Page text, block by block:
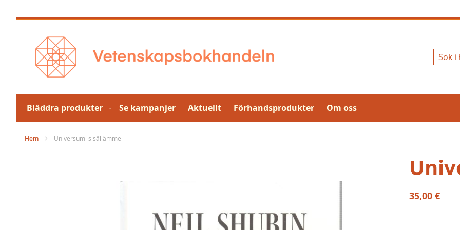
till
Bläddra produkter Se kampanjer Aktuellt Förhandsprodukter Om oss
Hem Universumi sisällämme
35,00 €